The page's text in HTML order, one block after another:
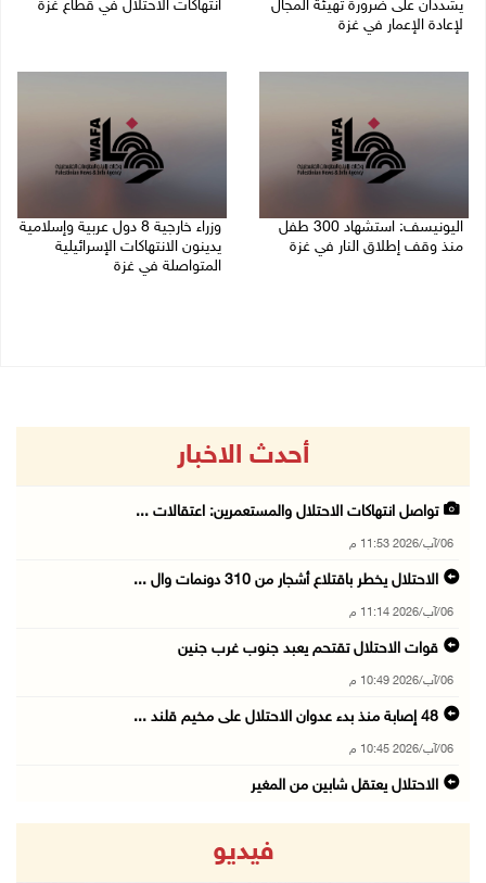
يشددان على ضرورة تهيئة المجال
لإعادة الإعمار في غزة
انتهاكات الاحتلال في قطاع غزة
اليونيسف: استشهاد 300 طفل
منذ وقف إطلاق النار في غزة
وزراء خارجية 8 دول عربية وإسلامية
يدينون الانتهاكات الإسرائيلية
المتواصلة في غزة
أحدث الاخبار
تواصل انتهاكات الاحتلال والمستعمرين: اعتقالات ...
06/آب/2026 11:53 م
الاحتلال يخطر باقتلاع أشجار من 310 دونمات وال ...
06/آب/2026 11:14 م
قوات الاحتلال تقتحم يعبد جنوب غرب جنين
06/آب/2026 10:49 م
48 إصابة منذ بدء عدوان الاحتلال على مخيم قلند ...
06/آب/2026 10:45 م
الاحتلال يعتقل شابين من المغير
وزير الداخلية يبحث مع مكافحة المخدرات الدولي ...
فيديو